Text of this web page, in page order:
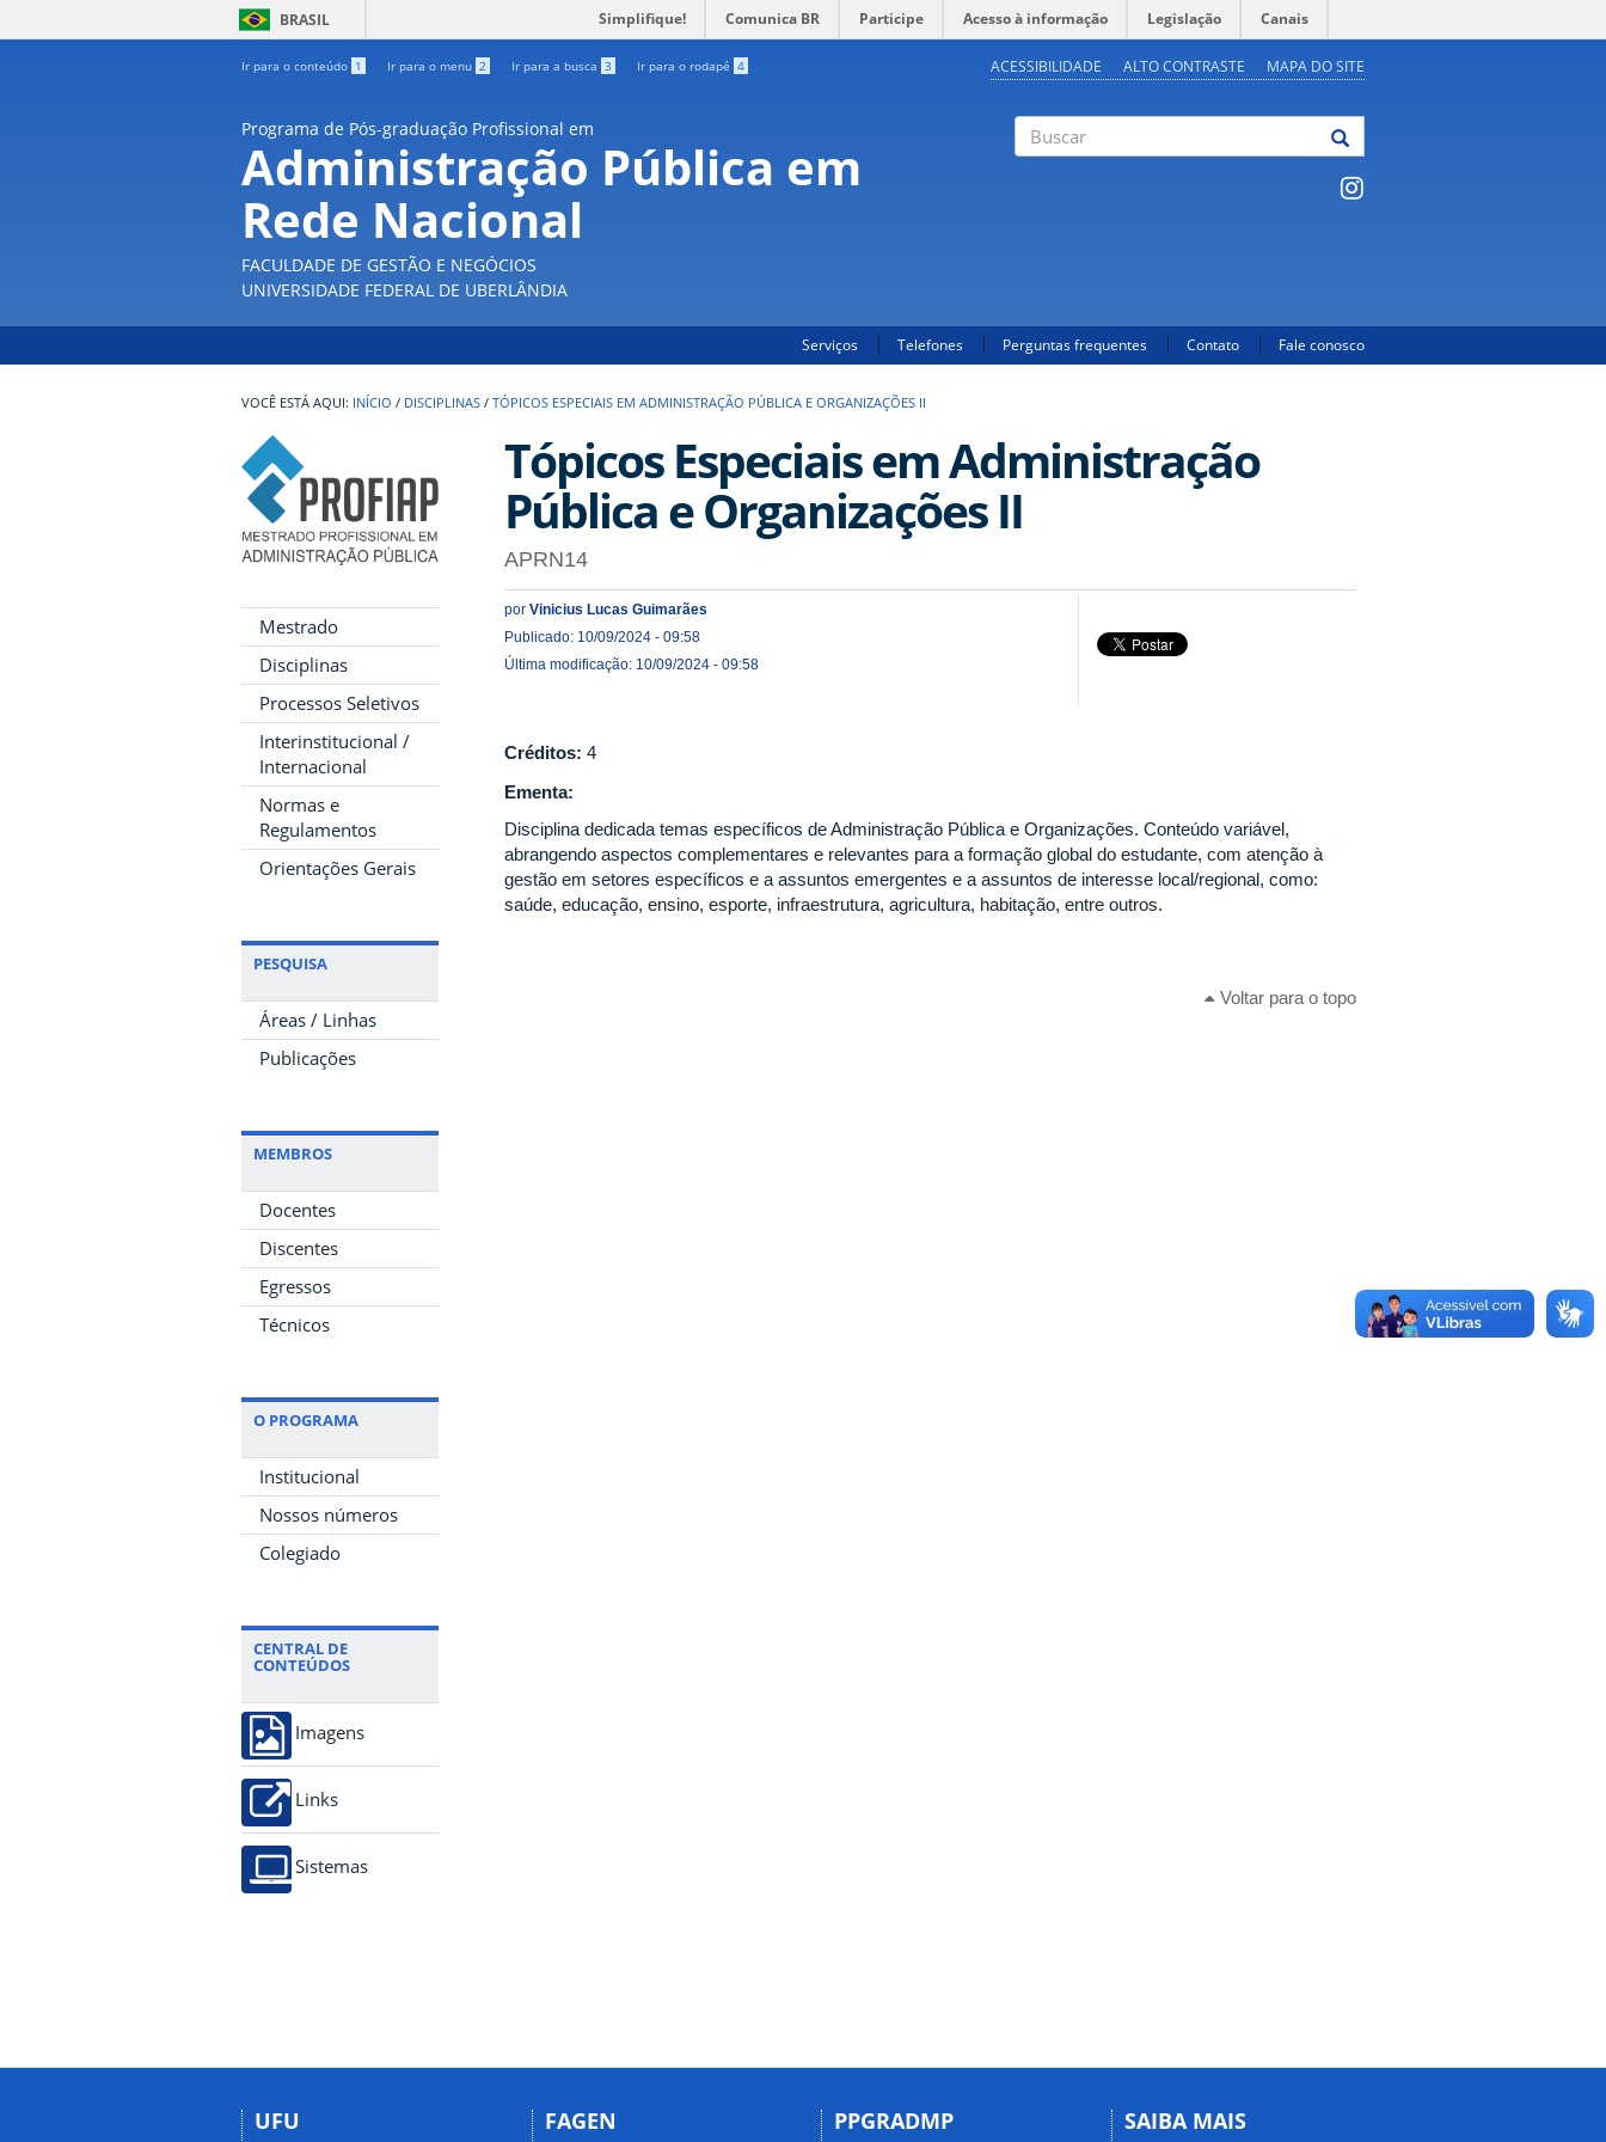
BRASIL Simplifique! Comunica BR Participe Acesso à informação Legislação Canais
Ir para o conteúdo 1 Ir para o menu 2 Ir para a busca 3 Ir para o rodapé 4 ACESSIBILIDADE ALTO CONTRASTE MAPA DO SITE
Programa de Pós-graduação Profissional em
Administração Pública em
Rede Nacional
FACULDADE DE GESTÃO E NEGÓCIOS
UNIVERSIDADE FEDERAL DE UBERLÂNDIA
Serviços Telefones Perguntas frequentes Contato Fale conosco
INÍCIO / DISCIPLINAS / TÓPICOS ESPECIAIS EM ADMINISTRAÇÃO PÚBLICA E ORGANIZAÇÕES II
Mestrado
Disciplinas
Processos Seletivos
Interinstitucional /
Internacional
Normas e
Regulamentos
Orientações Gerais
PESQUISA
Áreas / Linhas
Publicações
MEMBROS
Docentes
Discentes
Egressos
Técnicos
O PROGRAMA
Institucional
Nossos números
Colegiado
CENTRAL DE
CONTEÚDOS
Imagens
Links
Sistemas
Tópicos Especiais em Administração
Pública e Organizações II
APRN14
por Vinicius Lucas Guimarães
Publicado: 10/09/2024 - 09:58
Última modificação: 10/09/2024 - 09:58
Créditos: 4
Ementa:
Disciplina dedicada temas específicos de Administração Pública e Organizações. Conteúdo variável,
abrangendo aspectos complementares e relevantes para a formação global do estudante, com atenção à
gestão em setores específicos e a assuntos emergentes e a assuntos de interesse local/regional, como:
saúde, educação, ensino, esporte, infraestrutura, agricultura, habitação, entre outros.
Voltar para o topo
UFU FAGEN PPGRADMP SAIBA MAIS